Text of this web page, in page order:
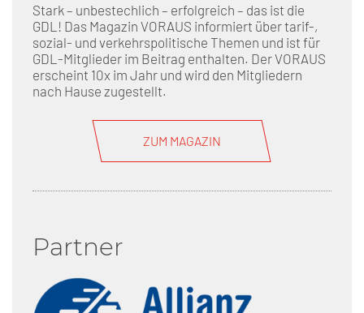
Stark – unbestechlich – erfolgreich – das ist die
GDL! Das Magazin VORAUS informiert über tarif-,
sozial- und verkehrspolitische Themen und ist für
GDL-Mitglieder im Beitrag enthalten. Der VORAUS
erscheint 10x im Jahr und wird den Mitgliedern
nach Hause zugestellt.
ZUM MAGAZIN
Partner